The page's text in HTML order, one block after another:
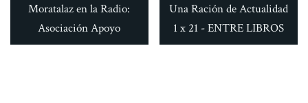
Moratalaz en la Radio:
Asociación Apoyo
Una Ración de Actualidad
1 x 21 - ENTRE LIBROS